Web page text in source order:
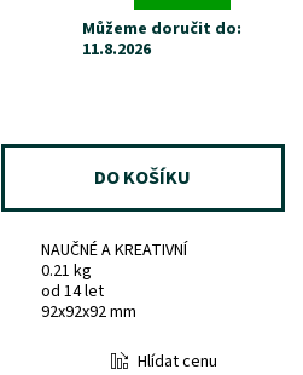
Můžeme doručit do:
11.8.2026
NAUČNÉ A KREATIVNÍ
0.21 kg
od 14 let
92x92x92 mm
Hlídat cenu